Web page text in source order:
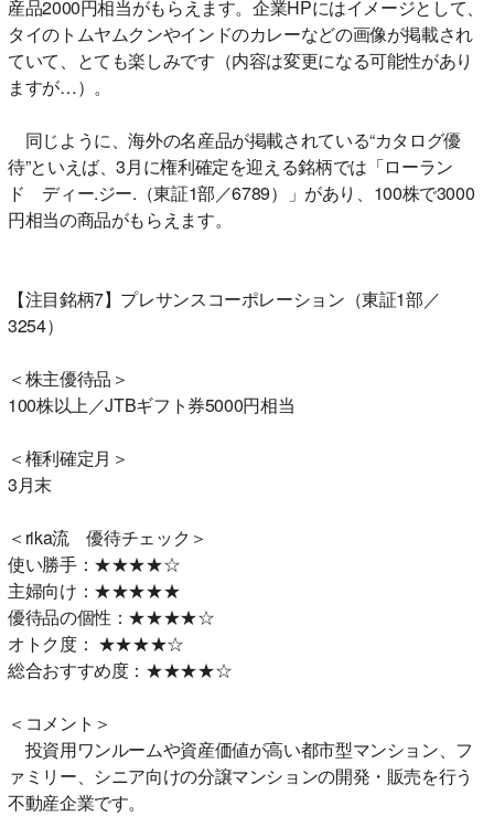
産品2000円相当がもらえます。企業HPにはイメージとして、
タイのトムヤムクンやインドのカレーなどの画像が掲載され
ていて、とても楽しみです（内容は変更になる可能性があり
ますが…）。
同じように、海外の名産品が掲載されている“カタログ優
待”といえば、3月に権利確定を迎える銘柄では「ローラン
ド ディー.ジー.（東証1部／6789）」があり、100株で3000
円相当の商品がもらえます。
【注目銘柄7】プレサンスコーポレーション（東証1部／
3254）
＜株主優待品＞
100株以上／JTBギフト券5000円相当
＜権利確定月＞
3月末
＜rika流 優待チェック＞
使い勝手：★★★★☆
主婦向け：★★★★★
優待品の個性：★★★★☆
オトク度： ★★★★☆
総合おすすめ度：★★★★☆
＜コメント＞
投資用ワンルームや資産価値が高い都市型マンション、フ
ァミリー、シニア向けの分譲マンションの開発・販売を行う
不動産企業です。